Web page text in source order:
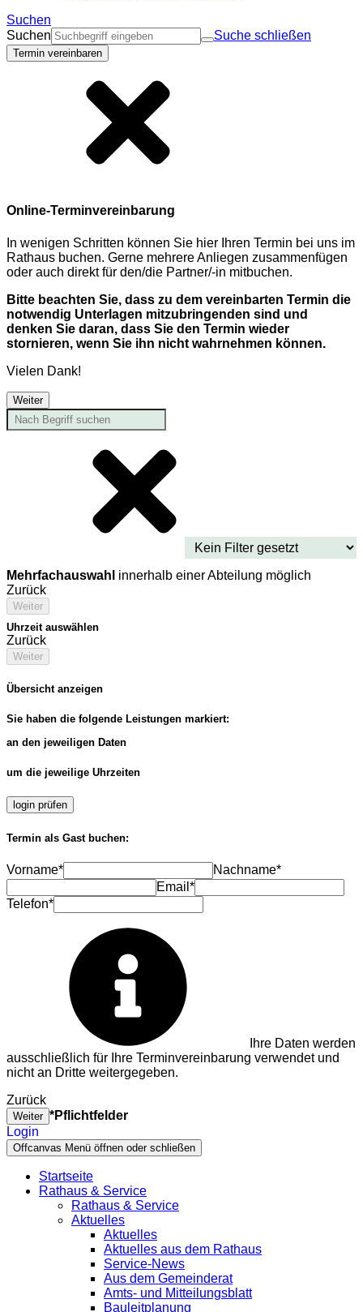
Suchen
Suchen
Suche schließen
Termin vereinbaren
Online-Terminvereinbarung
In wenigen Schritten können Sie hier Ihren Termin bei uns im
Rathaus buchen. Gerne mehrere Anliegen zusammenfügen
oder auch direkt für den/die Partner/-in mitbuchen.
Bitte beachten Sie, dass zu dem vereinbarten Termin die
notwendig Unterlagen mitzubringenden sind und
denken Sie daran, dass Sie den Termin wieder
stornieren, wenn Sie ihn nicht wahrnehmen können.
Vielen Dank!
Weiter
Mehrfachauswahl innerhalb einer Abteilung möglich
Zurück
Weiter
Uhrzeit auswählen
Zurück
Weiter
Übersicht anzeigen
Sie haben die folgende Leistungen markiert:
an den jeweiligen Daten
um die jeweilige Uhrzeiten
login prüfen
Termin als Gast buchen:
Vorname*
Nachname*
Email*
Telefon*
Ihre Daten werden
ausschließlich für Ihre Terminvereinbarung verwendet und
nicht an Dritte weitergegeben.
Zurück
Weiter *Pflichtfelder
Login
Offcanvas Menü öffnen oder schließen
Startseite
Rathaus & Service
Rathaus & Service
Aktuelles
Aktuelles
Aktuelles aus dem Rathaus
Service-News
Aus dem Gemeinderat
Amts- und Mitteilungsblatt
Bauleitplanung